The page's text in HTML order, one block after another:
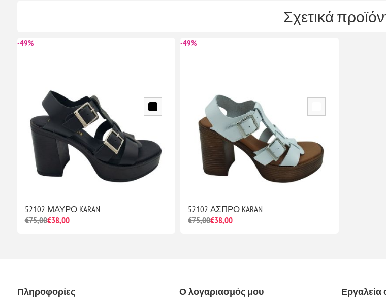
Σχετικά
-49%
52102 ΜΑΥΡΟ KARAN
€75,00€38,00
-49%
52102 ΑΣΠΡΟ KARAN
€75,00€38,00
Πληροφορίες Ο λογαριασμός μου Εργαλεία